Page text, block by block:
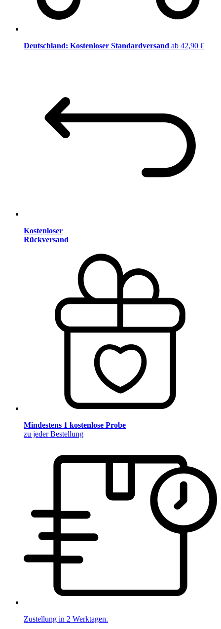
Deutschland: Kostenloser Standardversand ab 42,90 €
Kostenloser
Rückversand
Mindestens 1 kostenlose Probe
zu jeder Bestellung
Zustellung in 2 Werktagen.